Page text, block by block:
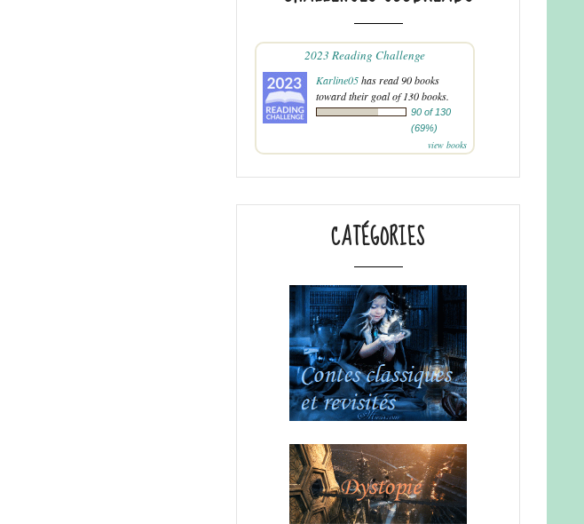
2023 Reading Challenge
Karline05has read 90 books
toward their goal of 130 books.
90 of 130
(69%)
view books
CATÉGORIES